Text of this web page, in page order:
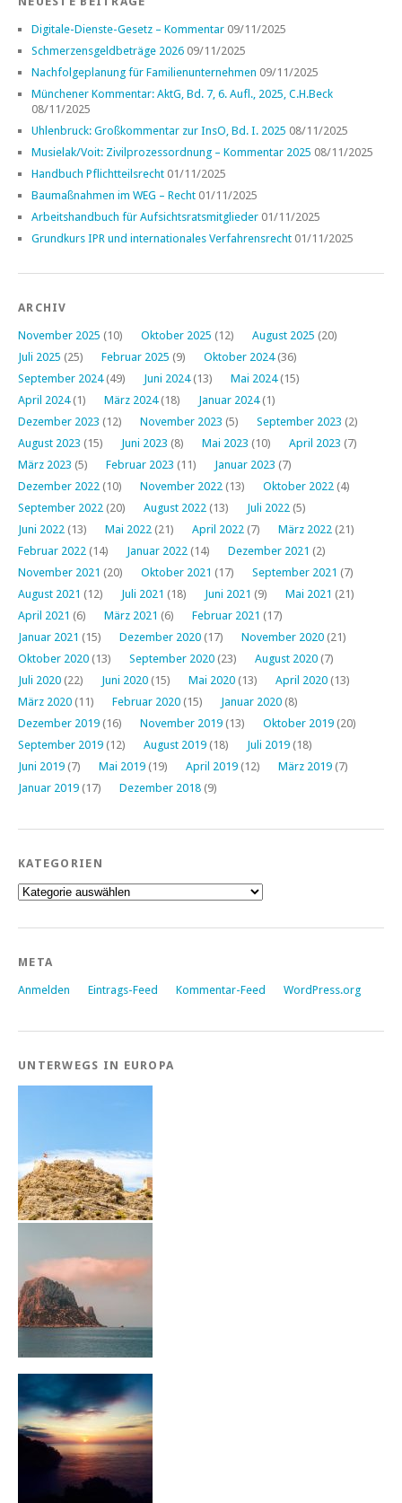
Digitale-Dienste-Gesetz – Kommentar 09/11/2025
Schmerzensgeldbeträge 2026 09/11/2025
Nachfolgeplanung für Familienunternehmen 09/11/2025
Münchener Kommentar: AktG, Bd. 7, 6. Aufl., 2025, C.H.Beck
08/11/2025
Uhlenbruck: Großkommentar zur InsO, Bd. I. 2025 08/11/2025
Musielak/Voit: Zivilprozessordnung – Kommentar 2025 08/11/2025
Handbuch Pflichtteilsrecht 01/11/2025
Baumaßnahmen im WEG – Recht 01/11/2025
Arbeitshandbuch für Aufsichtsratsmitglieder 01/11/2025
Grundkurs IPR und internationales Verfahrensrecht 01/11/2025
ARCHIV
November 2025 (10) Oktober 2025 (12) August 2025 (20)
Juli 2025 (25) Februar 2025 (9) Oktober 2024(36)
September 2024(49) Juni 2024(13) Mai 2024(15)
April 2024(1) März 2024(18) Januar 2024(1)
Dezember 2023 (12) November 2023 (5) September 2023 (2)
August 2023 (15) Juni 2023 (8) Mai 2023 (10) April 2023 (7)
März 2023 (5) Februar 2023 (11) Januar 2023 (7)
Dezember 2022 (10) November 2022 (13) Oktober 2022 (4)
September 2022 (20) August 2022 (13) Juli 2022 (5)
Juni 2022 (13) Mai 2022 (21) April 2022 (7) März 2022 (21)
Februar 2022 (14) Januar 2022 (14) Dezember 2021 (2)
November 2021 (20) Oktober 2021 (17) September 2021 (7)
August 2021 (12) Juli 2021 (18) Juni 2021 (9) Mai 2021 (21)
April 2021 (6) März 2021 (6) Februar 2021 (17)
Januar 2021 (15) Dezember 2020 (17) November 2020 (21)
Oktober 2020 (13) September 2020 (23) August 2020 (7)
Juli 2020 (22) Juni 2020 (15) Mai 2020 (13) April 2020 (13)
März 2020 (11) Februar 2020 (15) Januar 2020 (8)
Dezember 2019 (16) November 2019 (13) Oktober 2019 (20)
September 2019 (12) August 2019 (18) Juli 2019 (18)
Juni 2019 (7) Mai 2019 (19) April 2019 (12) März 2019 (7)
Januar 2019 (17) Dezember 2018 (9)
KATEGORIEN
Kategorien
META
Anmelden Eintrags-Feed Kommentar-Feed WordPress.org
UNTERWEGS IN EUROPA